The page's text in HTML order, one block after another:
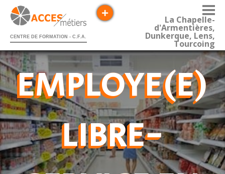
CENTRE DE FORMATION - C.F.A.
La Chapelle-
d'Armentières,
Dunkerque, Lens,
Tourcoing
EMPLOYE(E)
LIBRE-